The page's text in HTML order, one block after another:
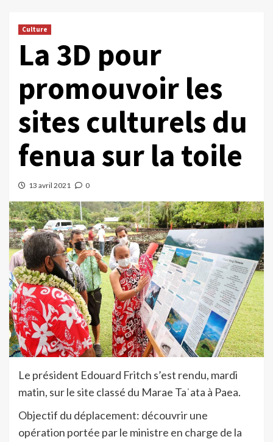
Culture
La 3D pour
promouvoir les
sites culturels du
fenua sur la toile
13 avril 2021 0
Le président Edouard Fritch s’est rendu, mardi
matin, sur le site classé du Marae Taˈata à Paea.
Objectif du déplacement: découvrir une
opération portée par le ministre en charge de la